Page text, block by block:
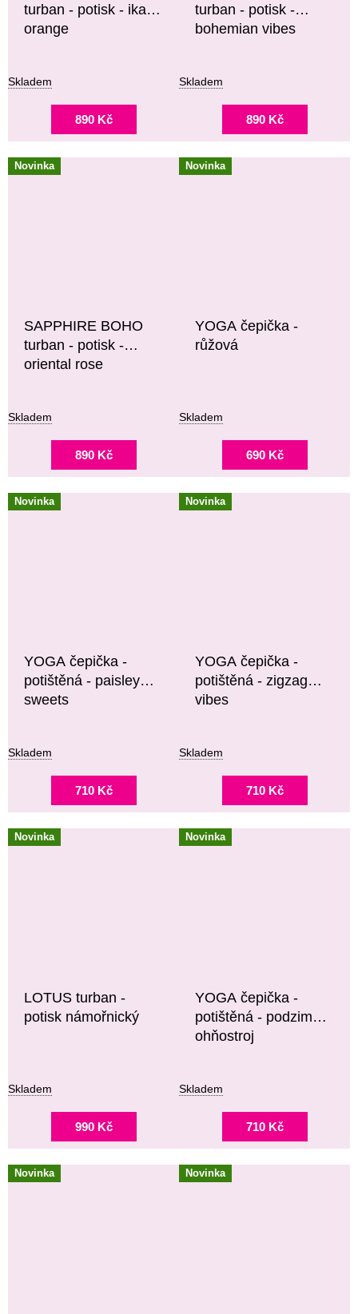
turban - potisk - ikat
orange
Skladem
890 Kč
turban - potisk -
bohemian vibes
Skladem
890 Kč
Novinka
SAPPHIRE BOHO
turban - potisk -
oriental rose
Skladem
890 Kč
Novinka
YOGA čepička -
růžová
Skladem
690 Kč
Novinka
YOGA čepička -
potištěná - paisley
sweets
Skladem
710 Kč
Novinka
YOGA čepička -
potištěná - zigzag
vibes
Skladem
710 Kč
Novinka
LOTUS turban -
potisk námořnický
Skladem
990 Kč
Novinka
YOGA čepička -
potištěná - podzimní
ohňostroj
Skladem
710 Kč
Novinka Novinka